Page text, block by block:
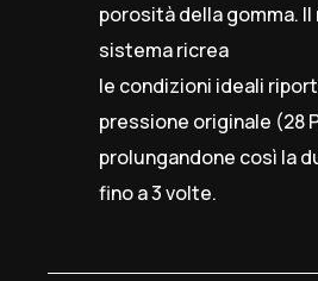
porosità della gomma.
sistema ricrea
le condizioni ideali
pressione originale (28
prolungandone così la
fino a 3 volte.